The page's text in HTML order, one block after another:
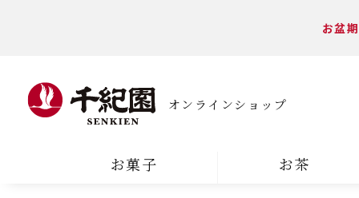
お盆
オンラインショップ
お菓子 お茶